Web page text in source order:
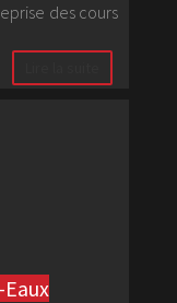
des cours